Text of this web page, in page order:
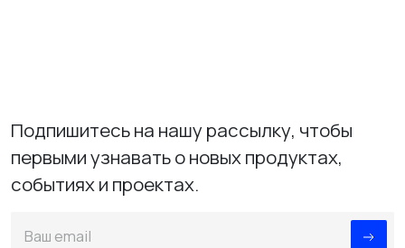
Подпишитесь на нашу рассылку, чтобы
первыми узнавать о новых продуктах,
событиях и проектах.
Ваш email